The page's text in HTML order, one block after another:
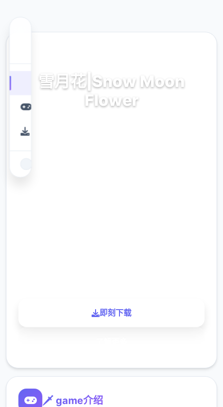
雪月花|Snow Moon
Flower
雪月花|Snow Moon Flower。专业的游戏平
即刻下载
🗡️ game介绍